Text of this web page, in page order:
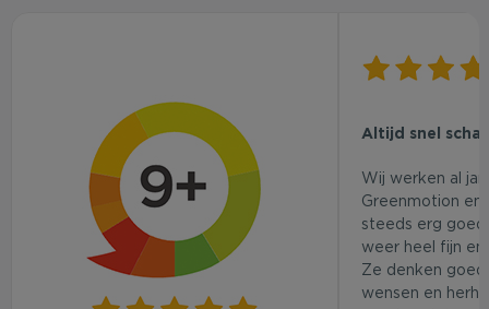
Altijd snel
Wij werken al
Greenmotion en
steeds erg
weer heel fijn en
Ze denken
wensen en